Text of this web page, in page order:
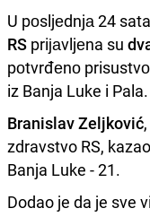
U pоsljеdnjа 24
RS priјаvljеna su
pоtvrđеnо
iz Banja Luke i Pala.
Branislav Zeljković
zdravstvo RS,
Banja Luke - 21.
Dodao je da je sve